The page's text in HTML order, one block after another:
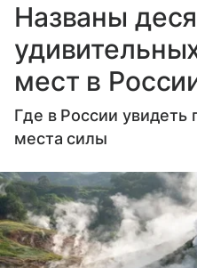
Названы
мест в
Где в России увидеть
места силы